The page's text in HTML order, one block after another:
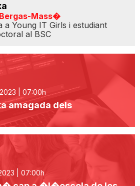
Mass�
a Young IT Girls i estudiant
al BSC
| 07:00h
amagada dels
| 07:00h